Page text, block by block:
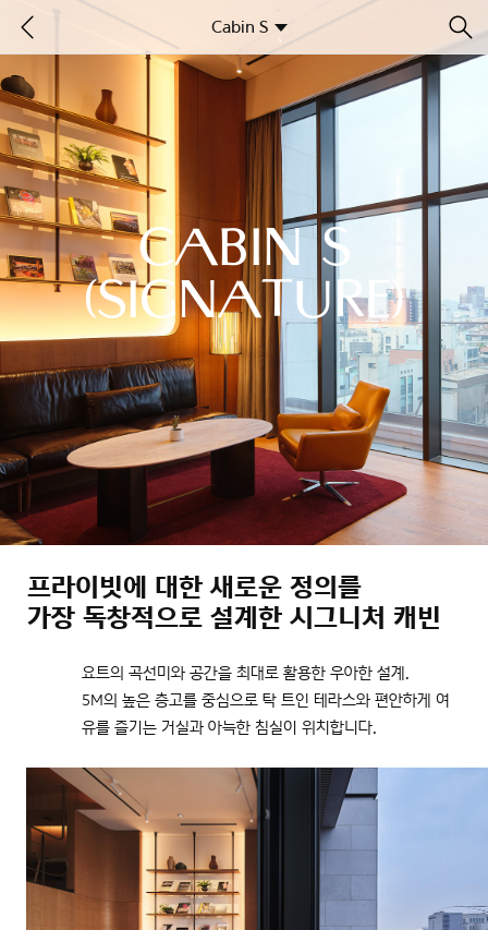
Cabin S
CABIN S
(SIGNATURE)
프라이빗에 대한 새로운 정의를
가장 독창적으로 설계한 시그니처 캐빈
요트의 곡선미와 공간을 최대로 활용한 우아한 설계.
5M의 높은 층고를 중심으로 탁 트인 테라스와 편안하게 여
유를 즐기는 거실과 아늑한 침실이 위치합니다.